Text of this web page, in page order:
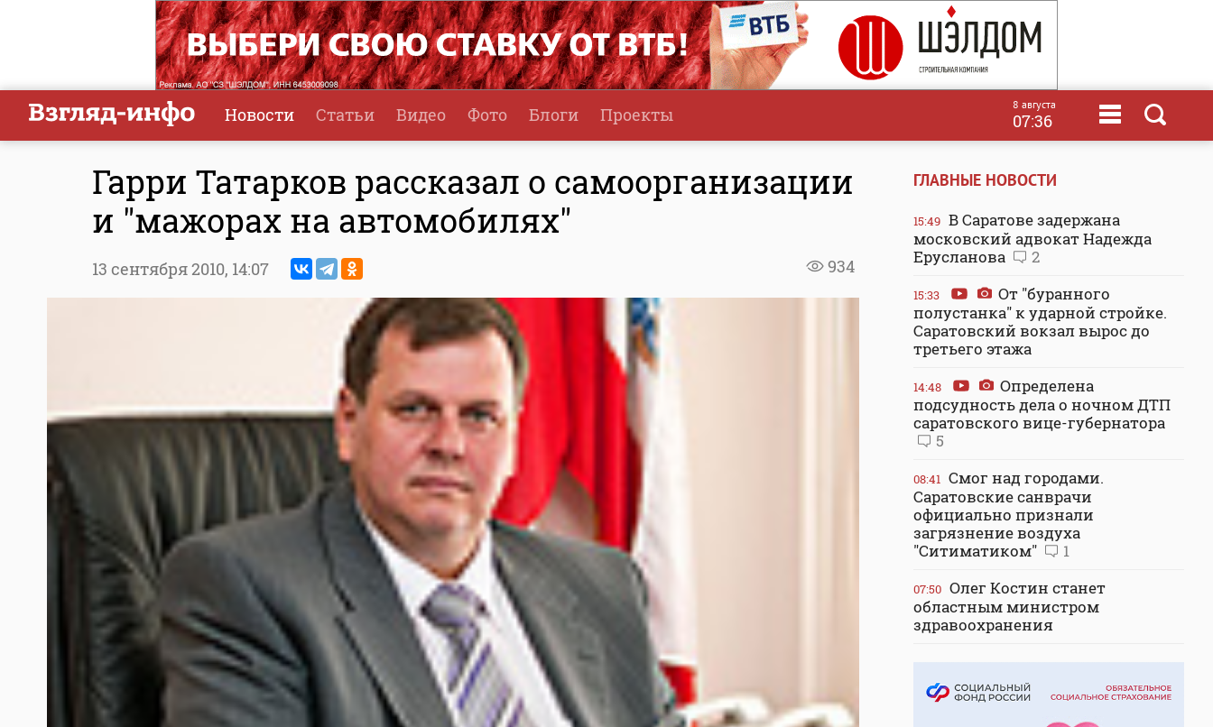
Новости Статьи Видео Фото Блоги Проекты 8 августа
07:36
Гарри Татарков рассказал о самоорганизации
и "мажорах на автомобилях"
934
13 сентября 2010, 14:07
ГЛАВНЫЕ НОВОСТИ
15:49 В Саратове задержана
московский адвокат Надежда
Ерусланова
2
15:33
От "буранного
полустанка" к ударной стройке.
Саратовский вокзал вырос до
третьего этажа
14:48
Определена
подсудность дела о ночном ДТП
саратовского вице-губернатора
5
08:41 Смог над городами.
Саратовские санврачи
официально признали
загрязнение воздуха
"Ситиматиком"
1
07:50 Олег Костин станет
областным министром
здравоохранения